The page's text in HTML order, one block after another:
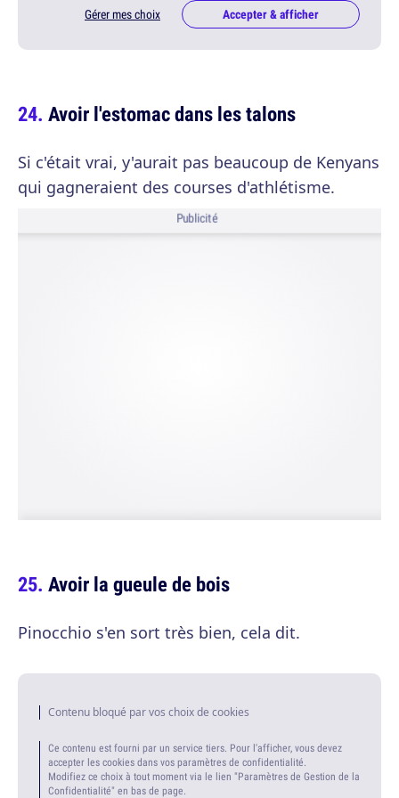
Gérer mes choix Accepter & afficher
Avoir l'estomac dans les talons
Si c'était vrai, y'aurait pas beaucoup de Kenyans
qui gagneraient des courses d'athlétisme.
Publicité
Avoir la gueule de bois
Pinocchio s'en sort très bien, cela dit.
Contenu bloqué par vos choix de cookies
Ce contenu est fourni par un service tiers. Pour l'afficher, vous devez
accepter les cookies dans vos paramètres de confidentialité.
Modifiez ce choix à tout moment via le lien "Paramètres de Gestion de la
Confidentialité" en bas de page.